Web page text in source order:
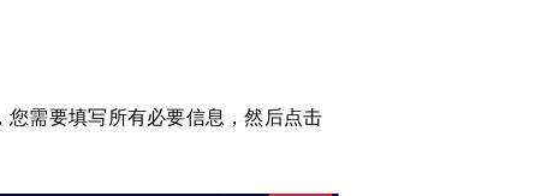
您需要填写所有必要信息，然后点击